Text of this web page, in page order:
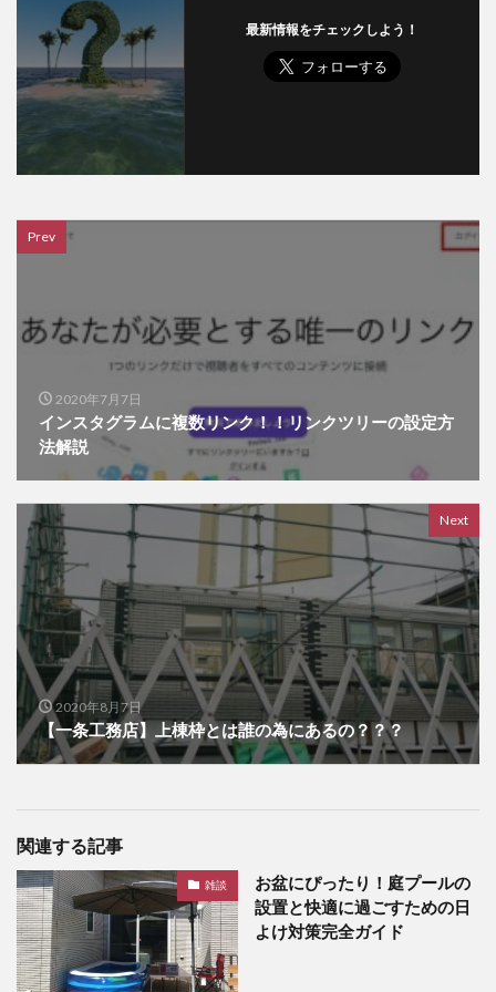
最新情報をチェックしよう！
Prev
2020年7月7日
インスタグラムに複数リンク！！リンクツリーの設定方
法解説
Next
2020年8月7日
【一条工務店】上棟枠とは誰の為にあるの？？？
関連する記事
雑談
お盆にぴったり！庭プールの
設置と快適に過ごすための日
よけ対策完全ガイド